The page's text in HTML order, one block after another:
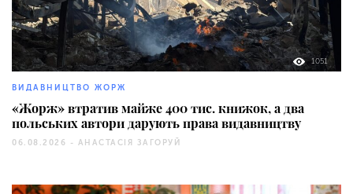
1051
ВИДАВНИЦТВО ЖОРЖ
«Жорж» втратив майже 400 тис. книжок, а два
польських автори дарують права видавництву
06.08.2026 - АНАСТАСІЯ ЗАГОРУЙ